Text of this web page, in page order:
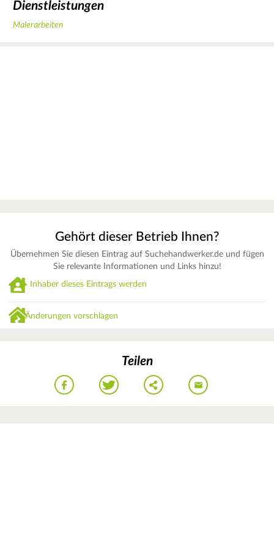
Dienstleistungen
Malerarbeiten
Gehört dieser Betrieb Ihnen?
Übernehmen Sie diesen Eintrag auf Suchehandwerker.de und fügen
Sie relevante Informationen und Links hinzu!
Inhaber dieses Eintrags werden
Änderungen vorschlagen
Teilen